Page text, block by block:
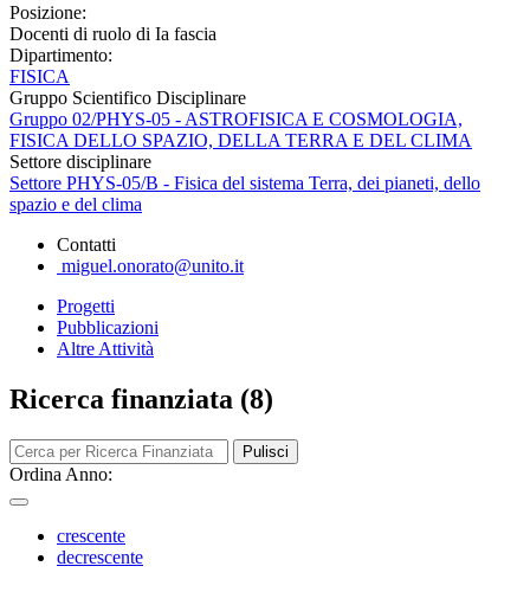
Posizione:
Docenti di ruolo di Ia fascia
Dipartimento:
FISICA
Gruppo Scientifico Disciplinare
Gruppo 02/PHYS-05 - ASTROFISICA E COSMOLOGIA,
FISICA DELLO SPAZIO, DELLA TERRA E DEL CLIMA
Settore disciplinare
Settore PHYS-05/B - Fisica del sistema Terra, dei pianeti, dello
spazio e del clima
Contatti
miguel.onorato@unito.it
Progetti
Pubblicazioni
Altre Attività
Ricerca finanziata (8)
Pulisci
Ordina Anno:
crescente
decrescente